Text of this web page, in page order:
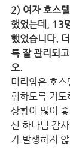
2) 여자 호스
했었는데, 13
했었습니다.
록 잘 관리되
오.
미리암은 호
휘하도록 기도
상황이 많이
신 하나님 감
가 발생하지